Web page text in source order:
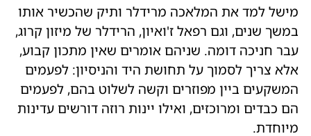
מישל למד את המלאכה מרידלר ותיק שהכשיר אותו
במשך שנים, וגם רפאל ז'ואיון, הרידלר של מיזון קרוג,
עבר חניכה דומה. שניהם אומרים שאין מתכון קבוע,
אלא צריך לסמוך על תחושת היד והניסיון: לפעמים
המשקעים ביין מפוזרים וקשה לשלוט בהם, לפעמים
הם כבדים ומרוכזים, ואילו יינות רוזה דורשים עדינות
מיוחדת.